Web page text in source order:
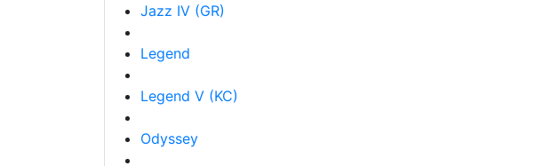
Jazz IV (GR)
Legend
Legend V (KC)
Odyssey